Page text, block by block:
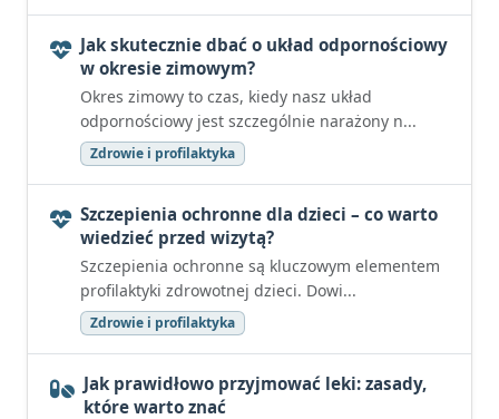
Jak skutecznie dbać o układ odpornościowy
w okresie zimowym?
Okres zimowy to czas, kiedy nasz układ
odpornościowy jest szczególnie narażony n...
Zdrowie i profilaktyka
Szczepienia ochronne dla dzieci – co warto
wiedzieć przed wizytą?
Szczepienia ochronne są kluczowym elementem
profilaktyki zdrowotnej dzieci. Dowi...
Zdrowie i profilaktyka
Jak prawidłowo przyjmować leki: zasady,
które warto znać